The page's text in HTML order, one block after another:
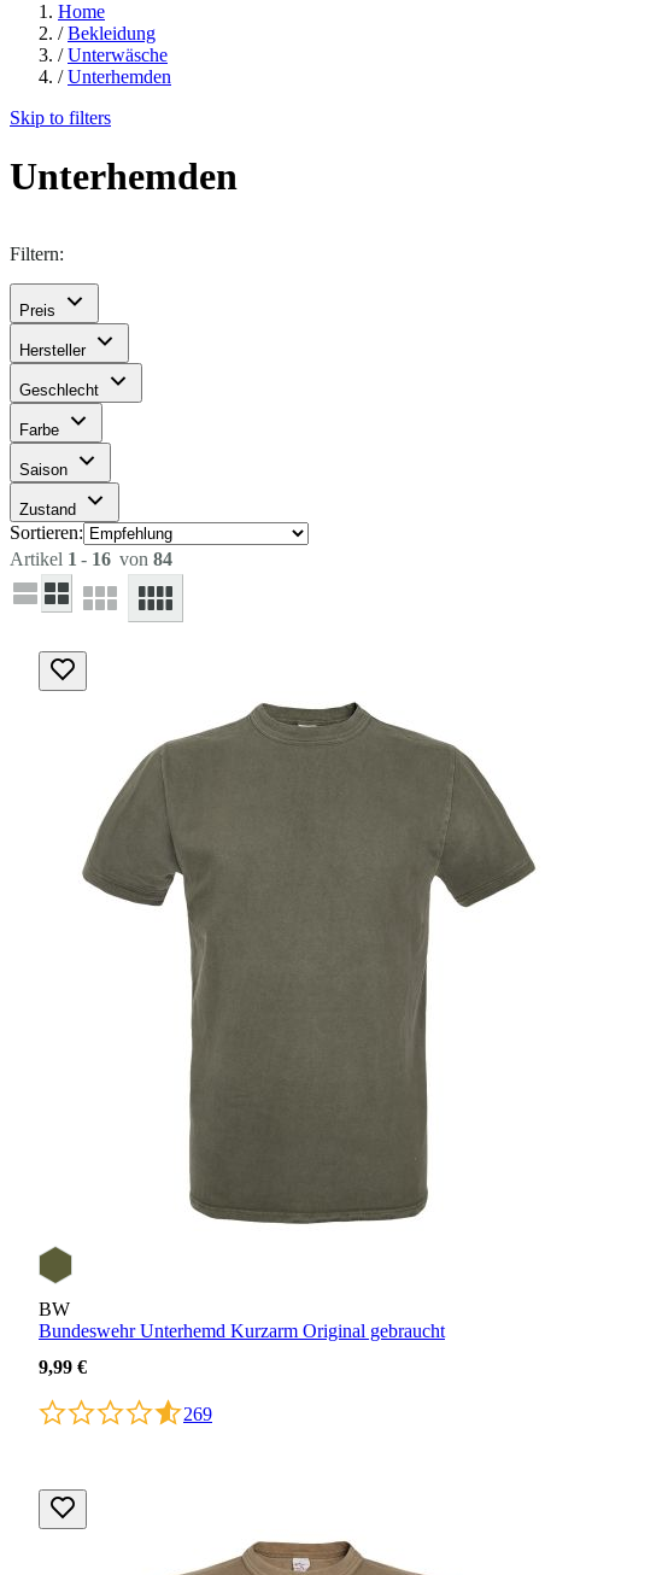
Home
/ Bekleidung
/ Unterwäsche
/ Unterhemden
Skip to filters
Unterhemden
Filtern:
Preis
Hersteller
Geschlecht
Farbe
Saison
Zustand
Sortieren:
Artikel 1 - 16 von 84
BW
Bundeswehr Unterhemd Kurzarm Original gebraucht
9,99 €
269